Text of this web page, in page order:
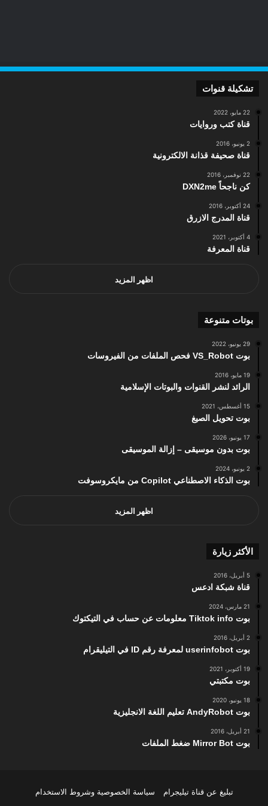
تشكيلة قنوات
22 مايو، 2022
قناة كتب وروايات
2 يونيو، 2016
قناة صحيفة قذانة الالكترونية
22 نوفمبر، 2016
كن ناجحاً DXN2me
24 أكتوبر، 2016
قناة المدرج الازرق
4 أكتوبر، 2021
قناة المعرفة
اظهر المزيد
بوتات متنوعة
29 يونيو، 2022
بوت VS_Robot فحص الملفات من الفيروسات
19 مايو، 2016
الرائد لنشر القنوات والبوتات الإسلامية
15 أغسطس، 2021
بوت تحويل الصيغ
17 يونيو، 2026
بوت بدون موسيقى – إزالة الموسيقى
2 يونيو، 2024
بوت الذكاء الاصطناعي Copilot من مايكروسوفت
اظهر المزيد
الأكثر زيارة
5 أبريل، 2016
قناة شبكة ادعس
21 مارس، 2024
بوت Tiktok info معلومات عن حساب في التيكتوك
2 أبريل، 2016
بوت userinfobot لمعرفة رقم ID في التيليقرام
19 أكتوبر، 2021
بوت مكتبتي
18 يونيو، 2020
بوت AndyRobot تعليم اللغة الانجليزية
21 أبريل، 2016
بوت Mirror Bot ضغط الملفات
تبليغ عن قناة تيليجرام سياسة الخصوصية وشروط الاستخدام